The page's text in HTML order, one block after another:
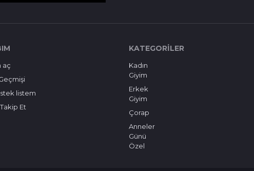
aç
listem
Et
KATEGORILER
Kadın
Giyim
Erkek
Giyim
Çorap
Anneler
Günü
Özel